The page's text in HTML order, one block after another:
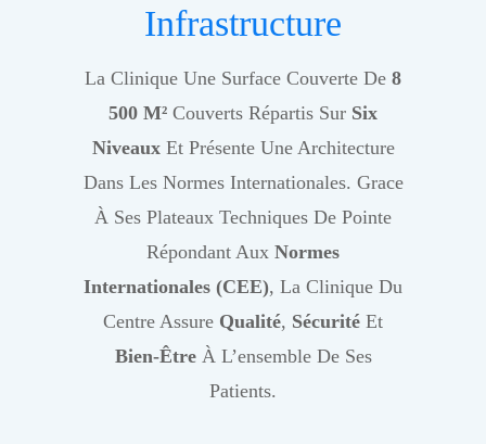
Infrastructure
La Clinique Une Surface Couverte De 8
500 M² Couverts Répartis Sur Six
NiveauxEt Présente Une Architecture
Dans Les Normes Internationales. Grace
À Ses Plateaux Techniques De Pointe
Répondant Aux Normes
Internationales (CEE), La Clinique Du
Centre Assure Qualité, Sécurité Et
Bien-ÊtreÀ L’ensemble De Ses
Patients.